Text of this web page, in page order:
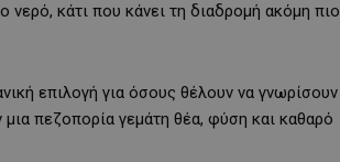
κάτι που κάνει τη διαδρομή ακόμη πιο
επιλογή για όσους θέλουν να γνωρίσουν
πεζοπορία γεμάτη θέα, φύση και καθαρό